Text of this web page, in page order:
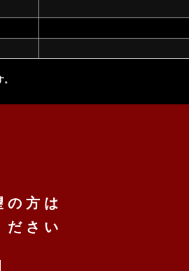
の方は
ださい